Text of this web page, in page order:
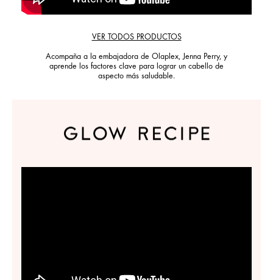
VER TODOS PRODUCTOS
Acompaña a la embajadora de Olaplex, Jenna Perry, y
aprende los factores clave para lograr un cabello de
aspecto más saludable.